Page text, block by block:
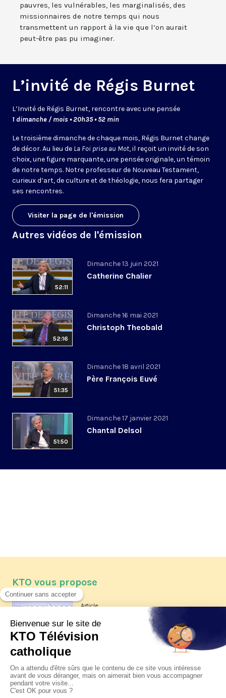
pauvres, les vulnérables, les marginalisés, des
missionnaires de notre temps qui nous
transmettent un rapport à la vie que l’on aurait
peut-être pas pu imaginer.
L’invité de Régis Burnet
L’Invité de Régis Burnet, rencontre avec une pensée
1 dimanche / mois • 20h35 • 52 min
Le troisième dimanche de chaque mois, Régis Burnet change
de décor. Au lieu de La Foi prise au Mot, il reçoit un invité de son
choix, une figure marquante, une pensée originale, un témoin
de notre temps. Notre professeur de Nouveau Testament,
curieux d’art, de culture et de théologie, nous fera partager
ses rencontres.
Visiter la page de l'émission
Autres vidéos de l'émission
52:11
Dimanche 13 juin 2021
Catherine Chalier
52:16
Dimanche 16 mai 2021
Christoph Theobald
51:35
Dimanche 18 avril 2021
Père François Euvé
51:50
Dimanche 17 janvier 2021
Chantal Delsol
KTO vous propose
Article
Les reportages d'été 2026 de KTO
La visite pastorale du pape Léon
XIV à Assise à suivre sur KTO le
jeudi 6 août